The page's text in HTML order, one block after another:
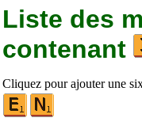
Liste des
contenant
Cliquez pour ajouter une